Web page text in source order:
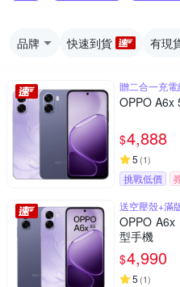
品牌 快速到貨 有現
贈二合一充電
OPPO A6x
$4,888
5 (1)
挑戰低價
送空壓殼+滿
OPPO
型手機
$4,990
5 (1)